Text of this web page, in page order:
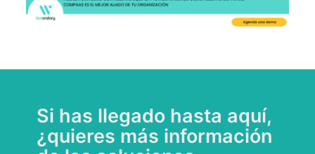
Si has llegado hasta aquí,
¿quieres más información